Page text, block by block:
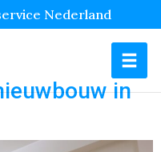
Nederland
in